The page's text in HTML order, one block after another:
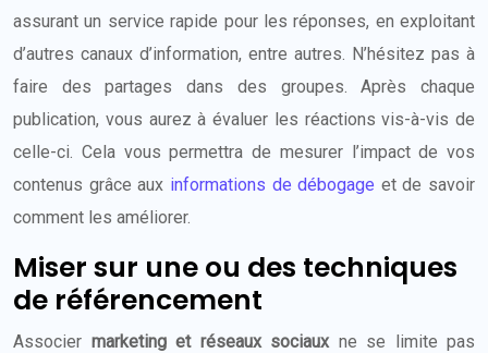
assurant un service rapide pour les réponses, en exploitant
d’autres canaux d’information, entre autres. N’hésitez pas à
faire des partages dans des groupes. Après chaque
publication, vous aurez à évaluer les réactions vis-à-vis de
celle-ci. Cela vous permettra de mesurer l’impact de vos
contenus grâce aux informations de débogage et de savoir
comment les améliorer.
Miser sur une ou des techniques
de référencement
Associer marketing et réseaux sociauxne se limite pas